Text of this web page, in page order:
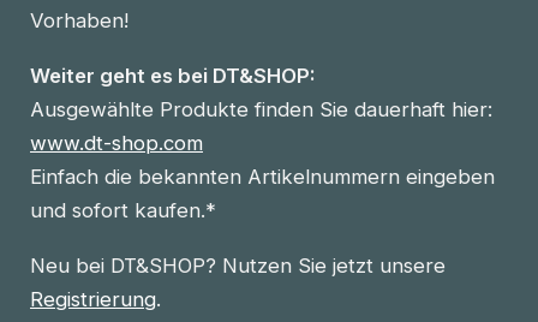
Vorhaben!
Weiter geht es bei DT&SHOP:
Ausgewählte Produkte finden Sie dauerhaft hier:
www.dt-shop.com
Einfach die bekannten Artikelnummern eingeben
und sofort kaufen.*
Neu bei DT&SHOP? Nutzen Sie jetzt unsere
Registrierung.